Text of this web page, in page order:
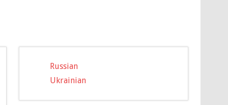
Russian
Ukrainian